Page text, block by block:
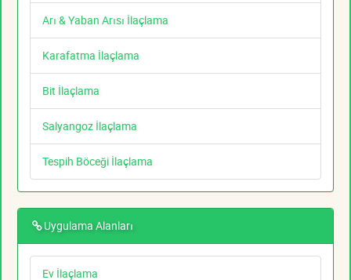
Arı & Yaban Arısı İlaçlama
Karafatma İlaçlama
Bit İlaçlama
Salyangoz İlaçlama
Tespih Böceği İlaçlama
Uygulama Alanları
Ev İlaçlama